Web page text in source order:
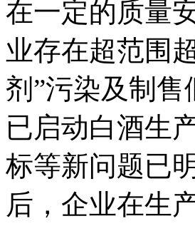
在一定的质量
业存在超范围
剂”污染及制
已启动白酒生
标等新问题已
后，企业在生